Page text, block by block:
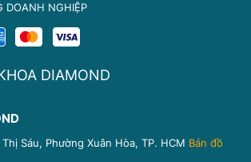
DOANH NGHIỆP
DIAMOND
Sáu, Phường Xuân Hòa, TP. HCM Bản đồ